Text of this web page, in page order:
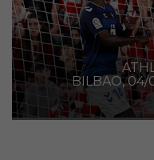
BILBAO, 04/